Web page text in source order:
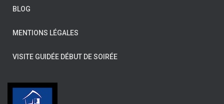
BLOG
MENTIONS LÉGALES
VISITE GUIDÉE DÉBUT DE SOIRÉE